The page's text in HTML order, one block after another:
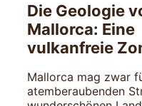
Die Geologie
Mallorca: Eine
vulkanfreie
Mallorca mag zwar
atemberaubenden